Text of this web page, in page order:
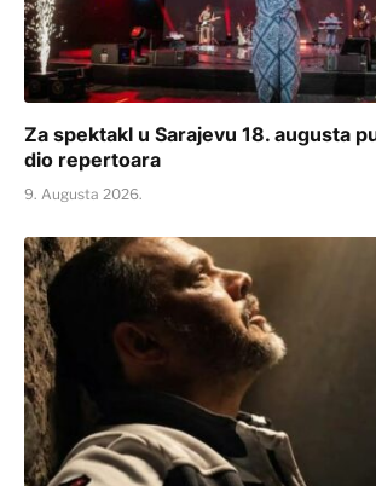
Za spektakl u Sarajevu 18. augusta
dio repertoara
9. Augusta 2026.